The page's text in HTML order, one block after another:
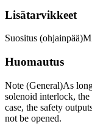
Lisätarvikkeet
Suositus (ohjainpää)
Huomautus
Note (General)As
solenoid interlock,
case, the safety
not be opened.